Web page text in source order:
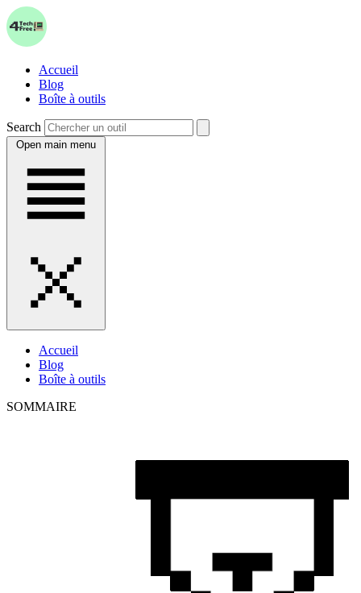
Accueil
Blog
Boîte à outils
Search
Open main menu
Accueil
Blog
Boîte à outils
SOMMAIRE